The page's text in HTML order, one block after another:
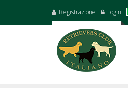
Registrazione Login